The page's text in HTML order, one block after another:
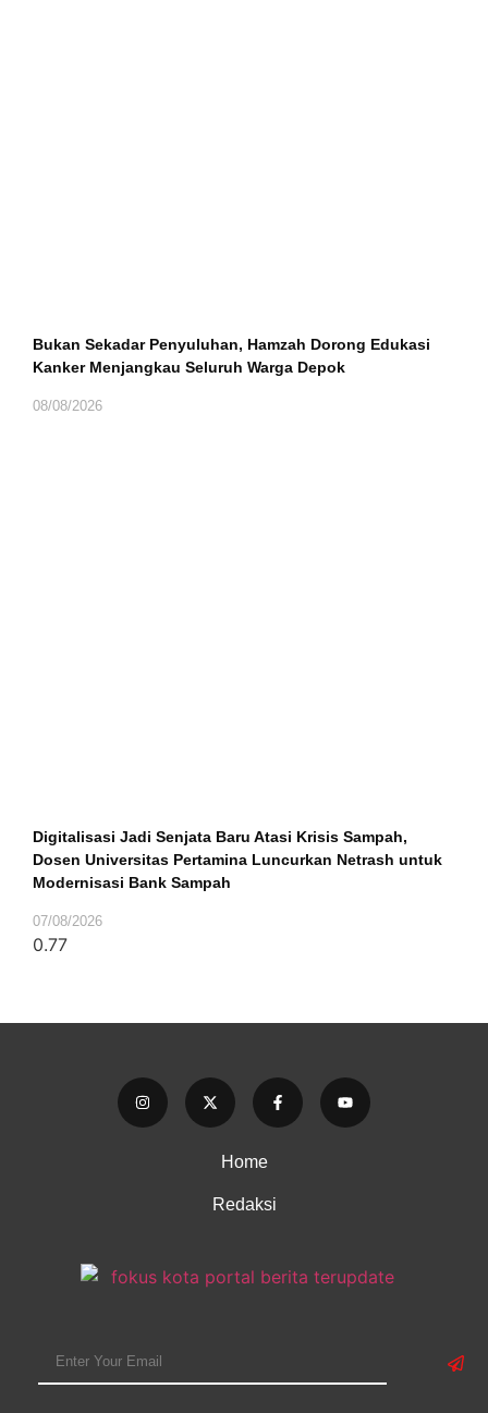
Bukan Sekadar Penyuluhan, Hamzah Dorong Edukasi
Kanker Menjangkau Seluruh Warga Depok
08/08/2026
Digitalisasi Jadi Senjata Baru Atasi Krisis Sampah,
Dosen Universitas Pertamina Luncurkan Netrash untuk
Modernisasi Bank Sampah
07/08/2026
Home
Redaksi